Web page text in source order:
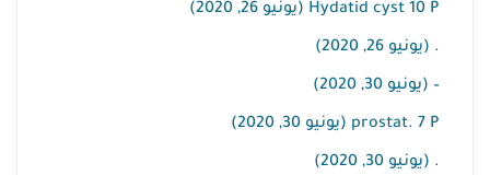
Hydatid cyst 10 P (يونيو 26, 2020)
. (يونيو 26, 2020)
– (يونيو 30, 2020)
prostat. 7 P (يونيو 30, 2020)
. (يونيو 30, 2020)